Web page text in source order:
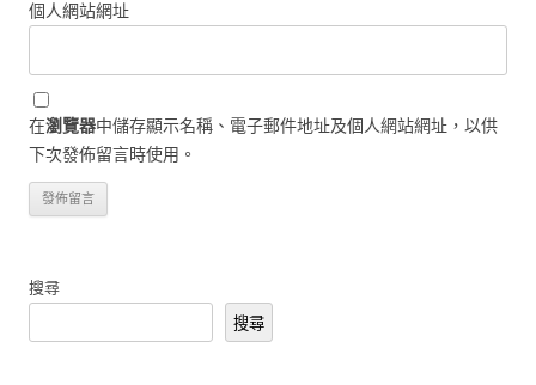
個人網站網址
在瀏覽器中儲存顯示名稱、電子郵件地址及個人網站網址，以供
下次發佈留言時使用。
搜尋
搜尋